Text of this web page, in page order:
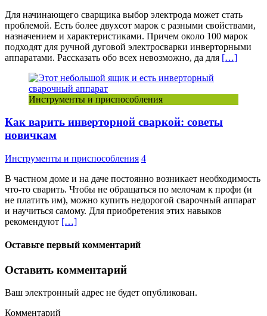
Для начинающего сварщика выбор электрода может стать
проблемой. Есть более двухсот марок с разными свойствами,
назначением и характеристиками. Причем около 100 марок
подходят для ручной дуговой электросварки инверторными
аппаратами. Рассказать обо всех невозможно, да для […]
Инструменты и приспособления
Как варить инверторной сваркой: советы
новичкам
Инструменты и приспособления 4
В частном доме и на даче постоянно возникает необходимость
что-то сварить. Чтобы не обращаться по мелочам к профи (и
не платить им), можно купить недорогой сварочный аппарат
и научиться самому. Для приобретения этих навыков
рекомендуют […]
Оставьте первый комментарий
Оставить комментарий
Ваш электронный адрес не будет опубликован.
Комментарий